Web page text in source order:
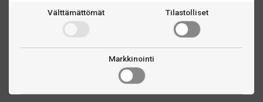
Välttämättömät Tilastolliset
Markkinointi